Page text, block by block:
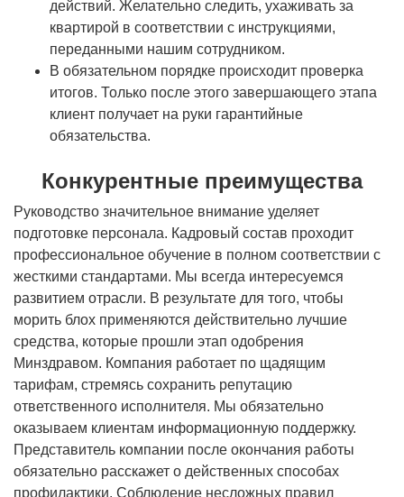
действий. Желательно следить, ухаживать за
квартирой в соответствии с инструкциями,
переданными нашим сотрудником.
В обязательном порядке происходит проверка
итогов. Только после этого завершающего этапа
клиент получает на руки гарантийные
обязательства.
Конкурентные преимущества
Руководство значительное внимание уделяет
подготовке персонала. Кадровый состав проходит
профессиональное обучение в полном соответствии с
жесткими стандартами. Мы всегда интересуемся
развитием отрасли. В результате для того, чтобы
морить блох применяются действительно лучшие
средства, которые прошли этап одобрения
Минздравом. Компания работает по щадящим
тарифам, стремясь сохранить репутацию
ответственного исполнителя. Мы обязательно
оказываем клиентам информационную поддержку.
Представитель компании после окончания работы
обязательно расскажет о действенных способах
профилактики. Соблюдение несложных правил